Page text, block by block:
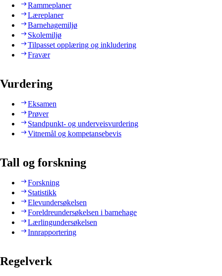
Rammeplaner
Læreplaner
Barnehagemiljø
Skolemiljø
Tilpasset opplæring og inkludering
Fravær
Vurdering
Eksamen
Prøver
Standpunkt- og underveisvurdering
Vitnemål og kompetansebevis
Tall og forskning
Forskning
Statistikk
Elevundersøkelsen
Foreldreundersøkelsen i barnehage
Lærlingundersøkelsen
Innrapportering
Regelverk